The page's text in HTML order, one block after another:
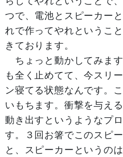
つで、電池とスピーカー
れで作ってやれというこ
きております。
ちょっと動かしてみま
も全く止めてて、今スリ
ン寝てる状態なんです。
いもちます。衝撃を与え
動き出すというようなプ
す。３回お箸でこのスピ
と、スピーカーというの